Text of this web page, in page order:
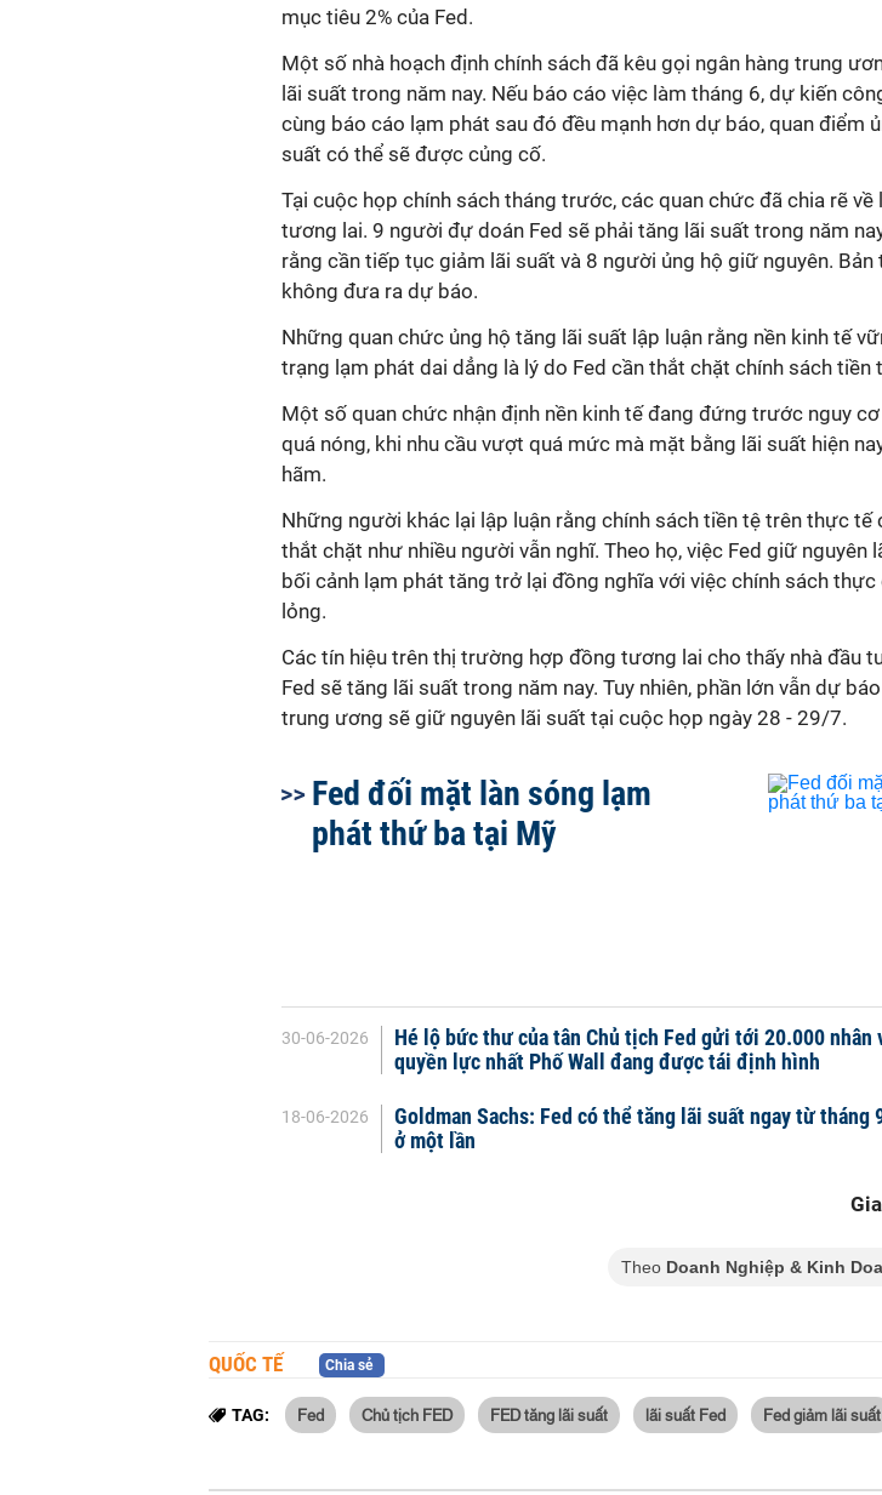
mục tiêu 2% của Fed.
Một số nhà hoạch định chính sách đã kêu gọi ngân hàng trung
lãi suất trong năm nay. Nếu báo cáo việc làm tháng 6, dự kiến
cùng báo cáo lạm phát sau đó đều mạnh hơn dự báo, quan điểm
suất có thể sẽ được củng cố.
Tại cuộc họp chính sách tháng trước, các quan chức đã chia rẽ về
tương lai. 9 người đự doán Fed sẽ phải tăng lãi suất trong năm
rằng cần tiếp tục giảm lãi suất và 8 người ủng hộ giữ nguyên. Bản
không đưa ra dự báo.
Những quan chức ủng hộ tăng lãi suất lập luận rằng nền kinh tế
trạng lạm phát dai dẳng là lý do Fed cần thắt chặt chính sách tiền
Một số quan chức nhận định nền kinh tế đang đứng trước nguy
quá nóng, khi nhu cầu vượt quá mức mà mặt bằng lãi suất hiện
hãm.
Những người khác lại lập luận rằng chính sách tiền tệ trên thực tế
thắt chặt như nhiều người vẫn nghĩ. Theo họ, việc Fed giữ nguyên
bối cảnh lạm phát tăng trở lại đồng nghĩa với việc chính sách thực
lỏng.
Các tín hiệu trên thị trường hợp đồng tương lai cho thấy nhà đầu
Fed sẽ tăng lãi suất trong năm nay. Tuy nhiên, phần lớn vẫn dự
trung ương sẽ giữ nguyên lãi suất tại cuộc họp ngày 28 - 29/7.
Fed đối mặt làn sóng lạm
phát thứ ba tại Mỹ
30-06-2026
Hé lộ bức thư của tân Chủ tịch Fed gửi tới 20.000 nhân
quyền lực nhất Phố Wall đang được tái định hình
18-06-2026
Goldman Sachs: Fed có thể tăng lãi suất ngay từ tháng
ở một lần
Theo Doanh Nghiệp & Kinh
QUỐC TẾ Chia sẻ
TAG: Fed Chủ tịch FED FED tăng lãi suất lãi suất Fed Fed giảm lãi suất